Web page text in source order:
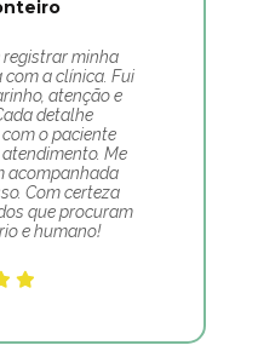
registrar minha
a clínica. Fui
atenção e
detalhe
o paciente
Me
acompanhada
Com certeza
que procuram
e humano!